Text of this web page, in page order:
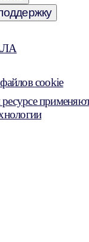
cookie